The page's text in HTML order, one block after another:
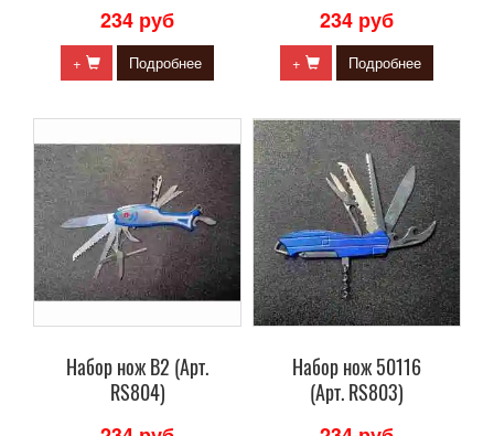
234 руб
+ Подробнее
234 руб
+ Подробнее
Набор нож B2 (Арт.
RS804)
Набор нож 50116
(Арт. RS803)